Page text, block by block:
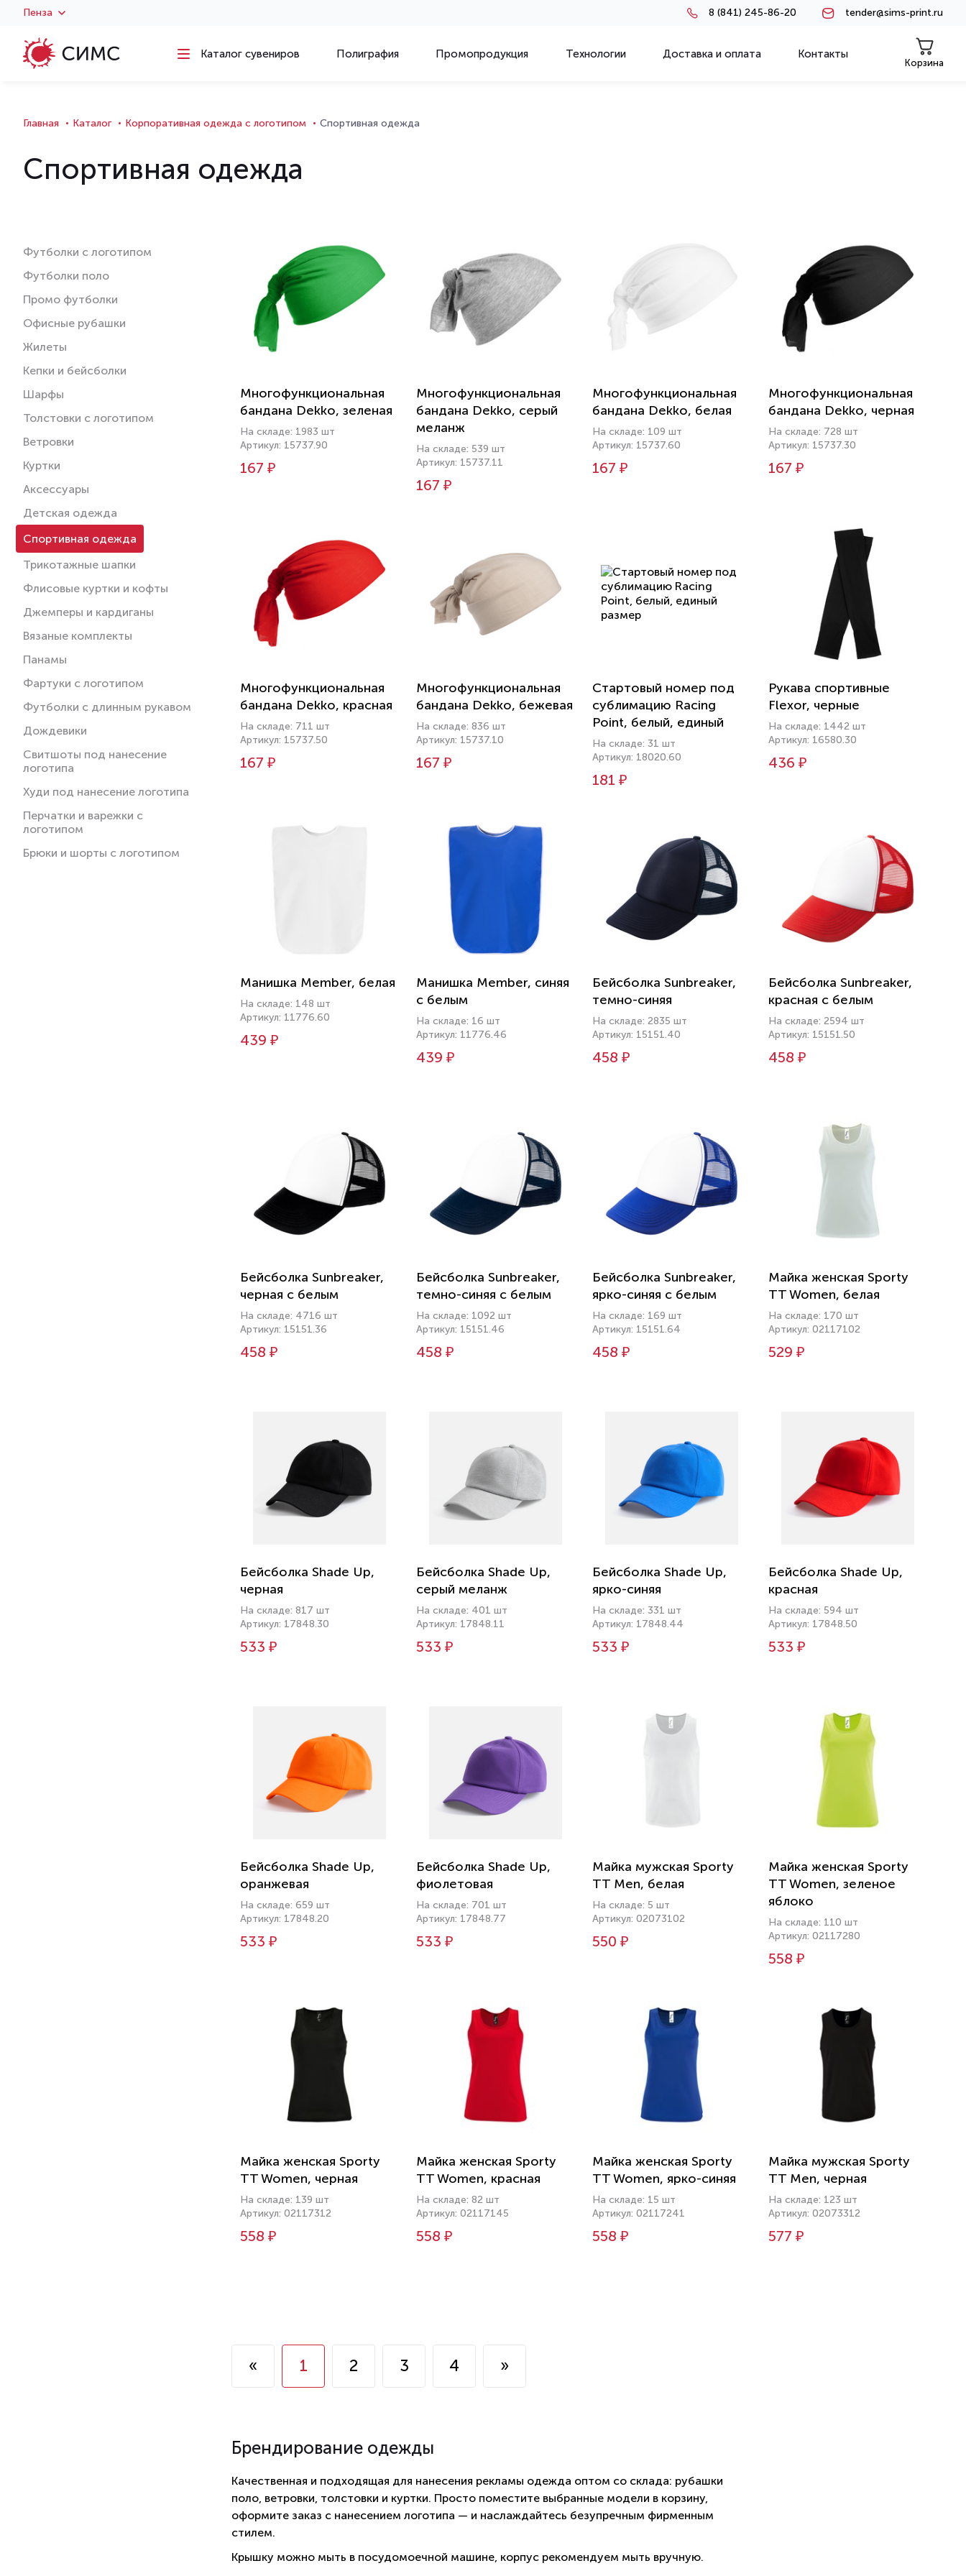
Пенза 8 (841) 245-86-20 tender@sims-print.ru
Каталог сувениров Полиграфия Промопродукция Технологии Доставка и оплата Контакты
Корзина
Главная Каталог Корпоративная одежда с логотипом Спортивная одежда
Спортивная одежда
Футболки с логотипом
Футболки поло
Промо футболки
Офисные рубашки
Жилеты
Кепки и бейсболки
Шарфы
Толстовки с логотипом
Ветровки
Куртки
Аксессуары
Детская одежда
Спортивная одежда
Трикотажные шапки
Флисовые куртки и кофты
Джемперы и кардиганы
Вязаные комплекты
Панамы
Фартуки с логотипом
Футболки с длинным рукавом
Дождевики
Свитшоты под нанесение
логотипа
Худи под нанесение логотипа
Перчатки и варежки с
логотипом
Брюки и шорты с логотипом
Многофункциональная
бандана Dekko, зеленая
На складе: 1983 шт
Артикул: 15737.90
167 ₽
Многофункциональная
бандана Dekko, серый
меланж
На складе: 539 шт
Артикул: 15737.11
167 ₽
Многофункциональная
бандана Dekko, белая
На складе: 109 шт
Артикул: 15737.60
167 ₽
Многофункциональная
бандана Dekko, черная
На складе: 728 шт
Артикул: 15737.30
167 ₽
Многофункциональная
бандана Dekko, красная
На складе: 711 шт
Артикул: 15737.50
167 ₽
Многофункциональная
бандана Dekko, бежевая
На складе: 836 шт
Артикул: 15737.10
167 ₽
Стартовый номер под
сублимацию Racing
Point, белый, единый
размер
На складе: 31 шт
Артикул: 18020.60
181 ₽
Рукава спортивные
Flexor, черные
На складе: 1442 шт
Артикул: 16580.30
436 ₽
Манишка Member, белая
На складе: 148 шт
Артикул: 11776.60
439 ₽
Манишка Member, синяя
с белым
На складе: 16 шт
Артикул: 11776.46
439 ₽
Бейсболка Sunbreaker,
темно-синяя
На складе: 2835 шт
Артикул: 15151.40
458 ₽
Бейсболка Sunbreaker,
красная с белым
На складе: 2594 шт
Артикул: 15151.50
458 ₽
Бейсболка Sunbreaker,
черная с белым
На складе: 4716 шт
Артикул: 15151.36
458 ₽
Бейсболка Sunbreaker,
темно-синяя с белым
На складе: 1092 шт
Артикул: 15151.46
458 ₽
Бейсболка Sunbreaker,
ярко-синяя с белым
На складе: 169 шт
Артикул: 15151.64
458 ₽
Майка женская Sporty
TT Women, белая
На складе: 170 шт
Артикул: 02117102
529 ₽
Бейсболка Shade Up,
черная
На складе: 817 шт
Артикул: 17848.30
533 ₽
Бейсболка Shade Up,
серый меланж
На складе: 401 шт
Артикул: 17848.11
533 ₽
Бейсболка Shade Up,
ярко-синяя
На складе: 331 шт
Артикул: 17848.44
533 ₽
Бейсболка Shade Up,
красная
На складе: 594 шт
Артикул: 17848.50
533 ₽
Бейсболка Shade Up,
оранжевая
На складе: 659 шт
Артикул: 17848.20
533 ₽
Бейсболка Shade Up,
фиолетовая
На складе: 701 шт
Артикул: 17848.77
533 ₽
Майка мужская Sporty
TT Men, белая
На складе: 5 шт
Артикул: 02073102
550 ₽
Майка женская Sporty
TT Women, зеленое
яблоко
На складе: 110 шт
Артикул: 02117280
558 ₽
Майка женская Sporty
TT Women, черная
На складе: 139 шт
Артикул: 02117312
558 ₽
Майка женская Sporty
TT Women, красная
На складе: 82 шт
Артикул: 02117145
558 ₽
Майка женская Sporty
TT Women, ярко-синяя
На складе: 15 шт
Артикул: 02117241
558 ₽
Майка мужская Sporty
TT Men, черная
На складе: 123 шт
Артикул: 02073312
577 ₽
« 1 2 3 4 »
Брендирование одежды
Качественная и подходящая для нанесения рекламы одежда оптом со склада: рубашки
поло, ветровки, толстовки и куртки. Просто поместите выбранные модели в корзину,
оформите заказ с нанесением логотипа — и наслаждайтесь безупречным фирменным
стилем.
Крышку можно мыть в посудомоечной машине, корпус рекомендуем мыть вручную.